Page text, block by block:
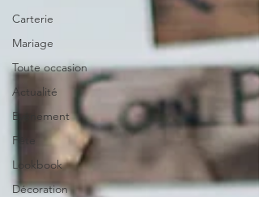
Carterie
Mariage
Toute occasion
Actualité
Evénement
Fête
Lookbook
Décoration